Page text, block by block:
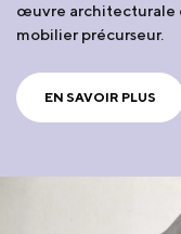
œuvre architecturale
mobilier précurseur.
EN SAVOIR PLUS